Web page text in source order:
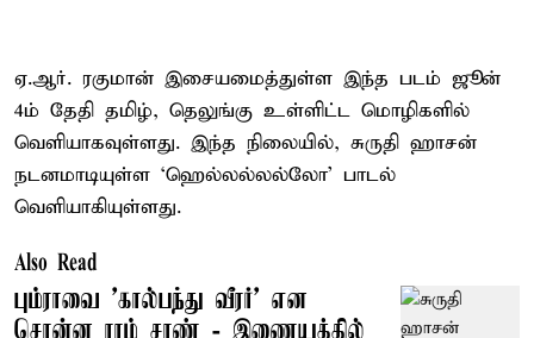
ஏ.ஆர். ரகுமான் இசையமைத்துள்ள இந்த படம் ஜூன்
4ம் தேதி தமிழ், தெலுங்கு உள்ளிட்ட மொழிகளில்
வெளியாகவுள்ளது. இந்த நிலையில், சுருதி ஹாசன்
நடனமாடியுள்ள ‘ஹெல்லல்லல்லோ’ பாடல்
வெளியாகியுள்ளது.
Also Read
பும்ராவை 'கால்பந்து வீரர்' என
சொன்ன ராம் சரண் - இணையத்தில்